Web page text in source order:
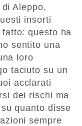
Aleppo,
insorti
questo ha
sentito una
loro
taciuto su un
acclarati
dei rischi ma
quanto disse
sempre